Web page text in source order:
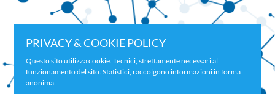
PRIVACY & COOKIE POLICY
Questo sito utilizza cookie. Tecnici, strettamente necessari al
funzionamento del sito. Statistici, raccolgono informazioni in forma
anonima.